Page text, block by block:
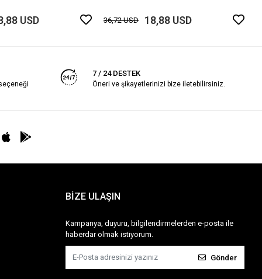
USD 36,72 USD 18,88 USD
7 / 24 DESTEK
Öneri ve şikayetlerinizi bize iletebilirsiniz.
BİZE ULAŞIN
Kampanya, duyuru, bilgilendirmelerden e-posta ile
haberdar olmak istiyorum.
Gönder